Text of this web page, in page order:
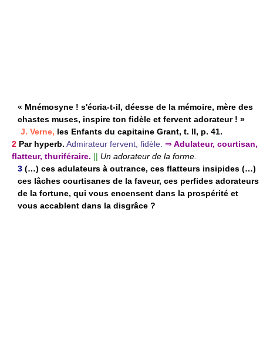
« Mnémosyne ! s'écria-t-il, déesse de la mémoire, mère des
chastes muses, inspire ton fidèle et fervent adorateur ! »
J. Verne, les Enfants du capitaine Grant, t. II, p. 41.
2 Par hyperb. Admirateur fervent, fidèle. ⇒ Adulateur, courtisan,
flatteur, thuriféraire. || Un adorateur de la forme.
3 (…) ces adulateurs à outrance, ces flatteurs insipides (…)
ces lâches courtisanes de la faveur, ces perfides adorateurs
de la fortune, qui vous encensent dans la prospérité et
vous accablent dans la disgrâce ?